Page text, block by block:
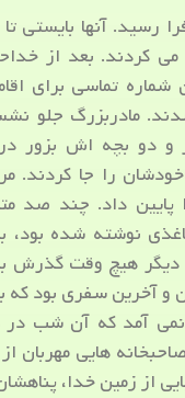
رسید. آنها بایستی
می کردند. بعد از
شماره تماسی برای
مادربزرگ جلو
و دو بچه اش بزور
را جا کردند.
داد. چند صد
نوشته شده بود،
هیچ وقت گذرش
و آخرین سفری بود
آمد که آن شب در
هایی مهربان
از زمین خدا،